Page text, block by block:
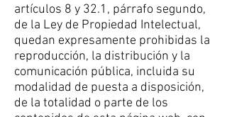
artículos 8 y 32.1, párrafo segundo,
de la Ley de Propiedad Intelectual,
quedan expresamente prohibidas la
reproducción, la distribución y la
comunicación pública, incluida su
modalidad de puesta a disposición,
de la totalidad o parte de los